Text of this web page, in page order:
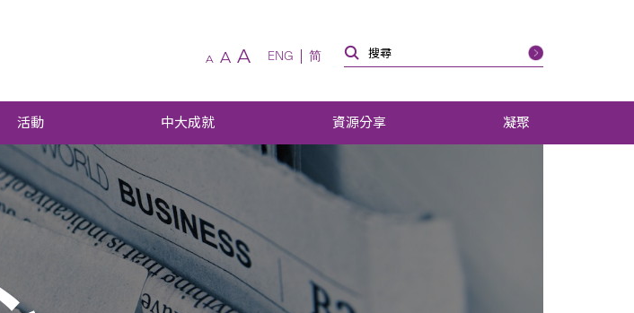
A A A ENG 简
活動 中大成就 資源分享 凝聚